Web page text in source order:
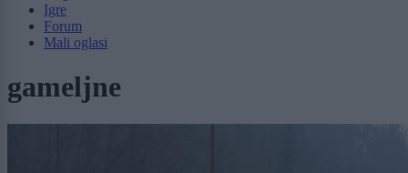
Igre
Forum
Mali oglasi
gameljne